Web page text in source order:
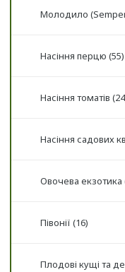
Молодило
Насіння перцю (55)
Насіння томатів
Насіння садових
Овочева екзотика
Півонії (16)
Плодові кущі та